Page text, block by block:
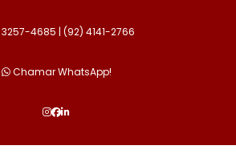
4685 | (92) 4141-2766
Chamar WhatsApp!